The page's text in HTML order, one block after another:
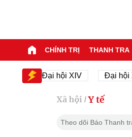
CHÍNH TRỊ THANH TRA
Đại hội XIV Đại hội XIV
Xã hội / Y tế
Theo dõi Báo Thanh